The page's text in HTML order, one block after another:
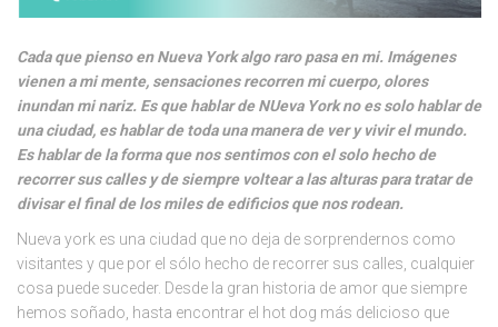
Cada que pienso en Nueva York algo raro pasa en mi. Imágenes
vienen a mi mente, sensaciones recorren mi cuerpo, olores
inundan mi nariz. Es que hablar de NUeva York no es solo hablar de
una ciudad, es hablar de toda una manera de ver y vivir el mundo.
Es hablar de la forma que nos sentimos con el solo hecho de
recorrer sus calles y de siempre voltear a las alturas para tratar de
divisar el final de los miles de edificios que nos rodean.
Nueva york es una ciudad que no deja de sorprendernos como
visitantes y que por el sólo hecho de recorrer sus calles, cualquier
cosa puede suceder. Desde la gran historia de amor que siempre
hemos soñado, hasta encontrar el hot dog más delicioso que